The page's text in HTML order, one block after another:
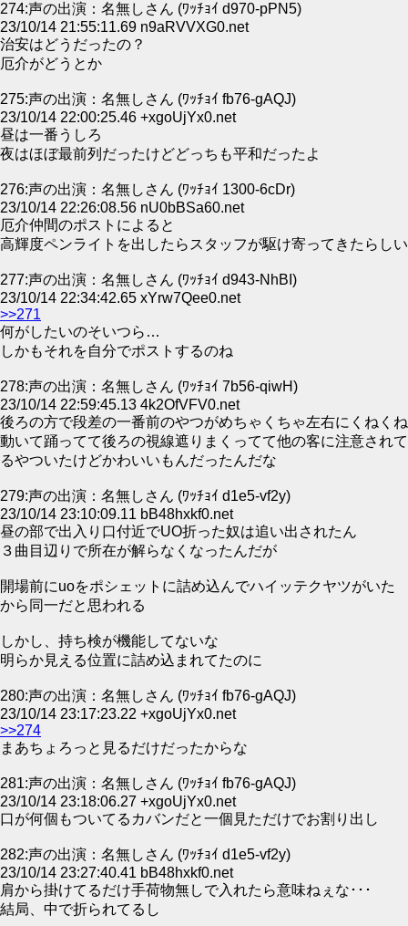
274:声の出演：名無しさん (ﾜｯﾁｮｲ d970-pPN5)
23/10/14 21:55:11.69 n9aRVVXG0.net
治安はどうだったの？
厄介がどうとか
275:声の出演：名無しさん (ﾜｯﾁｮｲ fb76-gAQJ)
23/10/14 22:00:25.46 +xgoUjYx0.net
昼は一番うしろ
夜はほぼ最前列だったけどどっちも平和だったよ
276:声の出演：名無しさん (ﾜｯﾁｮｲ 1300-6cDr)
23/10/14 22:26:08.56 nU0bBSa60.net
厄介仲間のポストによると
高輝度ペンライトを出したらスタッフが駆け寄ってきたらしい
277:声の出演：名無しさん (ﾜｯﾁｮｲ d943-NhBI)
23/10/14 22:34:42.65 xYrw7Qee0.net
>>271
何がしたいのそいつら…
しかもそれを自分でポストするのね
278:声の出演：名無しさん (ﾜｯﾁｮｲ 7b56-qiwH)
23/10/14 22:59:45.13 4k2OfVFV0.net
後ろの方で段差の一番前のやつがめちゃくちゃ左右にくねくね
動いて踊ってて後ろの視線遮りまくってて他の客に注意されて
るやついたけどかわいいもんだったんだな
279:声の出演：名無しさん (ﾜｯﾁｮｲ d1e5-vf2y)
23/10/14 23:10:09.11 bB48hxkf0.net
昼の部で出入り口付近でUO折った奴は追い出されたん
３曲目辺りで所在が解らなくなったんだが
開場前にuoをポシェットに詰め込んでハイッテクヤツがいた
から同一だと思われる
しかし、持ち検が機能してないな
明らか見える位置に詰め込まれてたのに
280:声の出演：名無しさん (ﾜｯﾁｮｲ fb76-gAQJ)
23/10/14 23:17:23.22 +xgoUjYx0.net
>>274
まあちょろっと見るだけだったからな
281:声の出演：名無しさん (ﾜｯﾁｮｲ fb76-gAQJ)
23/10/14 23:18:06.27 +xgoUjYx0.net
口が何個もついてるカバンだと一個見ただけでお割り出し
282:声の出演：名無しさん (ﾜｯﾁｮｲ d1e5-vf2y)
23/10/14 23:27:40.41 bB48hxkf0.net
肩から掛けてるだけ手荷物無しで入れたら意味ねぇな･･･
結局、中で折られてるし